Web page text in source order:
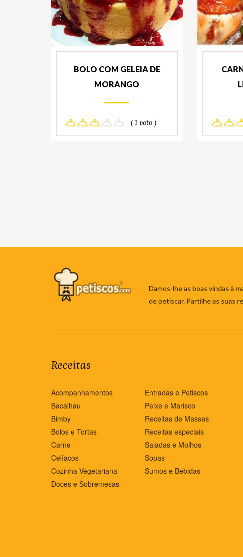
BOLO COM GELEIA DE
MORANGO
( 1 voto )
Damos-lhe as boas vindas à
de petiscar. Partilhe as suas
Receitas
Acompanhamentos
Bacalhau
Bimby
Bolos e Tortas
Carne
Celíacos
Cozinha Vegetariana
Doces e Sobremesas
Entradas e Petiscos
Peixe e Marisco
Receitas de Massas
Receitas especiais
Saladas e Molhos
Sopas
Sumos e Bebidas